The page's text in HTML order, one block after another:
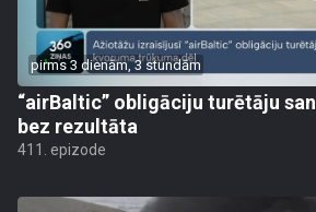
pirms 3 dienām, 3 stundām
“airBaltic” obligāciju turētāju
bez rezultāta
411. epizode